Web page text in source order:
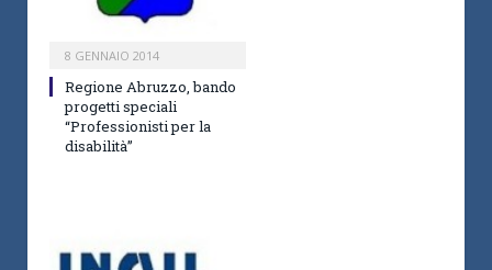
8 GENNAIO 2014
Regione Abruzzo, bando
progetti speciali
“Professionisti per la
disabilità”